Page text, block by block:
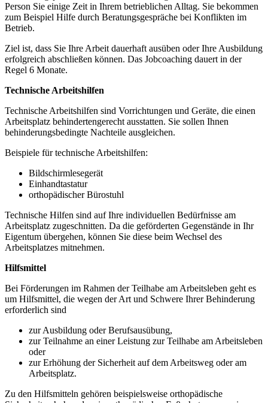
Person Sie einige Zeit in Ihrem betrieblichen Alltag. Sie bekommen
zum Beispiel Hilfe durch Beratungsgespräche bei Konflikten im
Betrieb.
Ziel ist, dass Sie Ihre Arbeit dauerhaft ausüben oder Ihre Ausbildung
erfolgreich abschließen können. Das Jobcoaching dauert in der
Regel 6 Monate.
Technische Arbeitshilfen
Technische Arbeitshilfen sind Vorrichtungen und Geräte, die einen
Arbeitsplatz behindertengerecht ausstatten. Sie sollen Ihnen
behinderungsbedingte Nachteile ausgleichen.
Beispiele für technische Arbeitshilfen:
Bildschirmlesegerät
Einhandtastatur
orthopädischer Bürostuhl
Technische Hilfen sind auf Ihre individuellen Bedürfnisse am
Arbeitsplatz zugeschnitten. Da die geförderten Gegenstände in Ihr
Eigentum übergehen, können Sie diese beim Wechsel des
Arbeitsplatzes mitnehmen.
Hilfsmittel
Bei Förderungen im Rahmen der Teilhabe am Arbeitsleben geht es
um Hilfsmittel, die wegen der Art und Schwere Ihrer Behinderung
erforderlich sind
zur Ausbildung oder Berufsausübung,
zur Teilnahme an einer Leistung zur Teilhabe am Arbeitsleben
oder
zur Erhöhung der Sicherheit auf dem Arbeitsweg oder am
Arbeitsplatz.
Zu den Hilfsmitteln gehören beispielsweise orthopädische